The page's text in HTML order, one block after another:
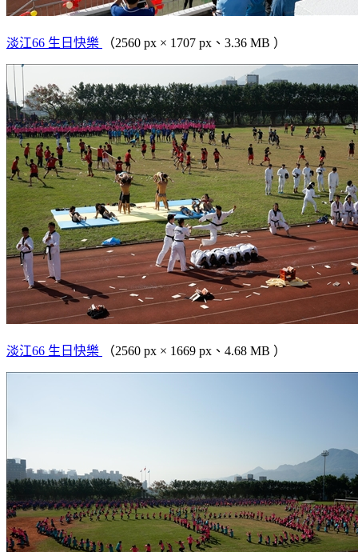
淡江66 生日快樂 （2560 px × 1707 px、3.36 MB ）
淡江66 生日快樂 （2560 px × 1669 px、4.68 MB ）